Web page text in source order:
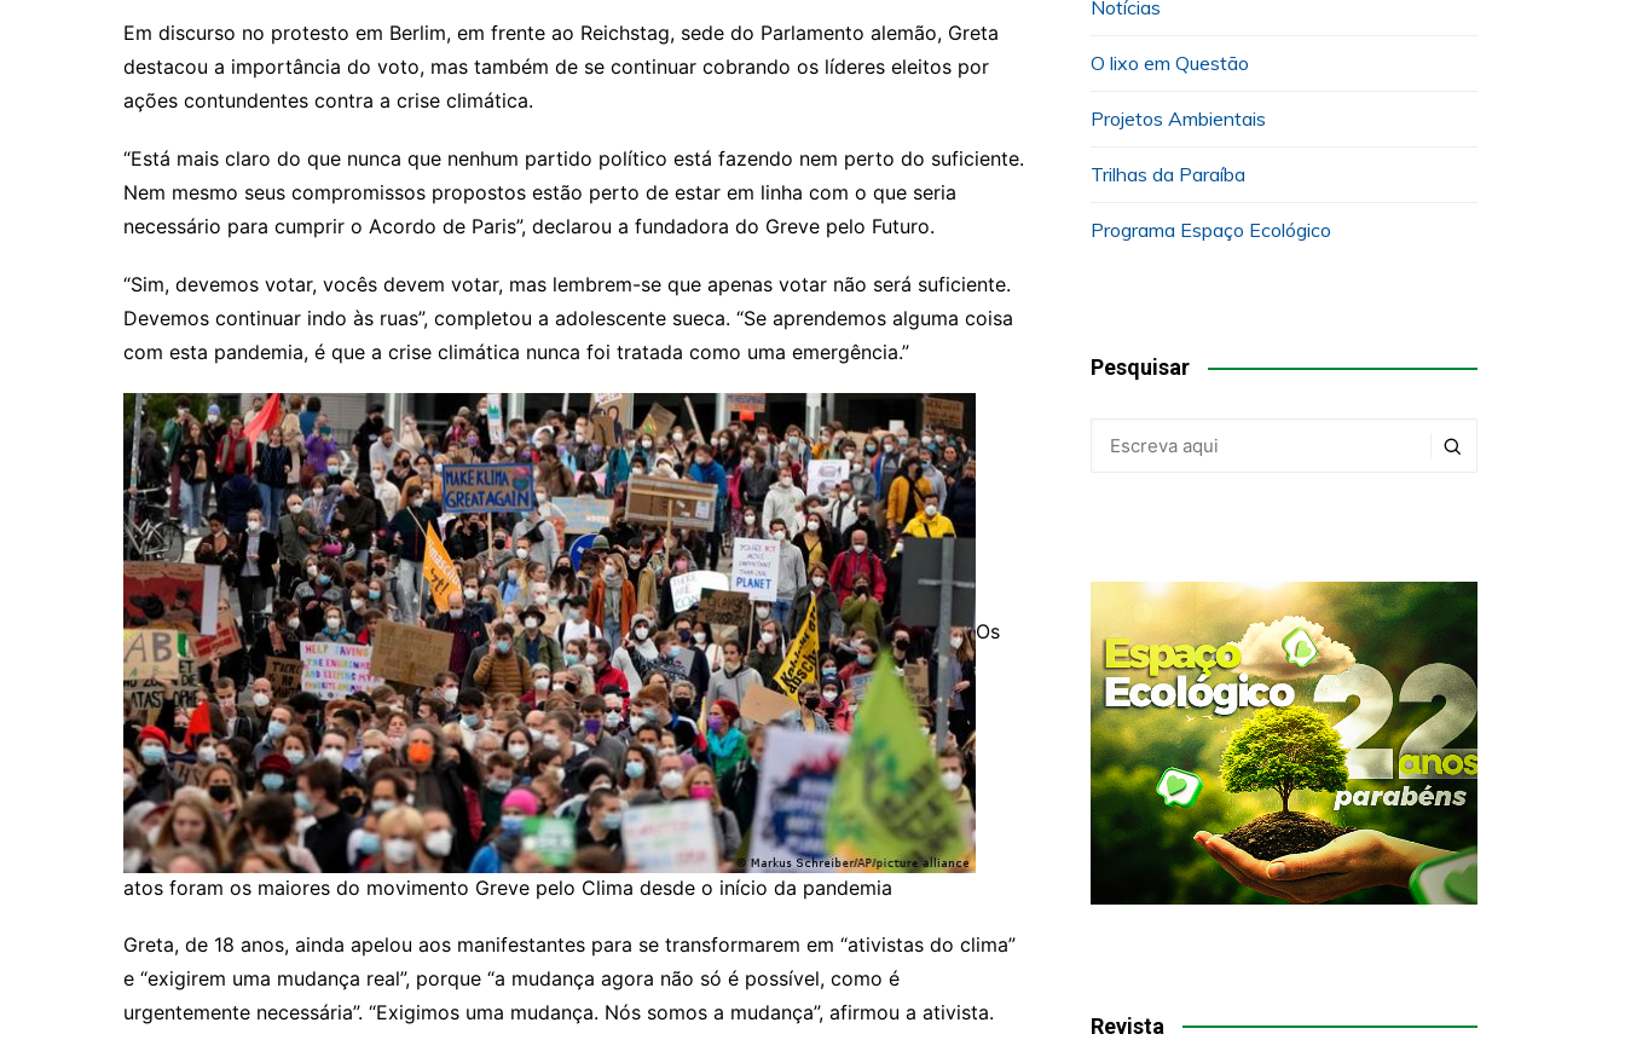
Em discurso no protesto em Berlim, em frente ao Reichstag, sede do Parlamento alemão, Greta
destacou a importância do voto, mas também de se continuar cobrando os líderes eleitos por
ações contundentes contra a crise climática.
“Está mais claro do que nunca que nenhum partido político está fazendo nem perto do suficiente.
Nem mesmo seus compromissos propostos estão perto de estar em linha com o que seria
necessário para cumprir o Acordo de Paris”, declarou a fundadora do Greve pelo Futuro.
“Sim, devemos votar, vocês devem votar, mas lembrem-se que apenas votar não será suficiente.
Devemos continuar indo às ruas”, completou a adolescente sueca. “Se aprendemos alguma coisa
com esta pandemia, é que a crise climática nunca foi tratada como uma emergência.”
Os
atos foram os maiores do movimento Greve pelo Clima desde o início da pandemia
Greta, de 18 anos, ainda apelou aos manifestantes para se transformarem em “ativistas do clima”
e “exigirem uma mudança real”, porque “a mudança agora não só é possível, como é
urgentemente necessária”. “Exigimos uma mudança. Nós somos a mudança”, afirmou a ativista.
Notícias
O lixo em Questão
Projetos Ambientais
Trilhas da Paraíba
Programa Espaço Ecológico
Pesquisar
Revista